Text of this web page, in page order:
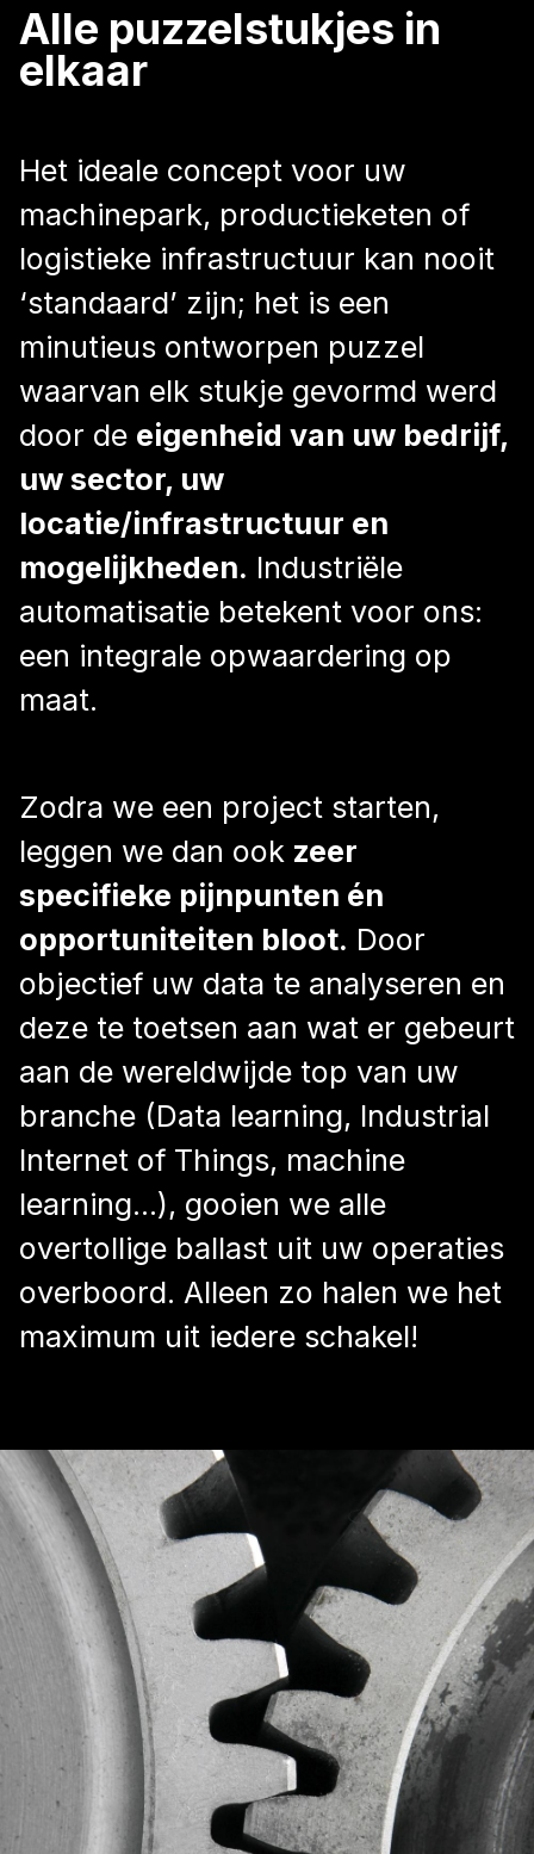
Alle puzzelstukjes in
elkaar
Het ideale concept voor uw
machinepark, productieketen of
logistieke infrastructuur kan nooit
‘standaard’ zijn; het is een
minutieus ontworpen puzzel
waarvan elk stukje gevormd werd
door de eigenheid van uw bedrijf,
uw sector, uw
locatie/infrastructuur en
mogelijkheden. Industriële
automatisatie betekent voor ons:
een integrale opwaardering op
maat.
Zodra we een project starten,
leggen we dan ook zeer
specifieke pijnpunten én
opportuniteiten bloot. Door
objectief uw data te analyseren en
deze te toetsen aan wat er gebeurt
aan de wereldwijde top van uw
branche (Data learning, Industrial
Internet of Things, machine
learning…), gooien we alle
overtollige ballast uit uw operaties
overboord. Alleen zo halen we het
maximum uit iedere schakel!